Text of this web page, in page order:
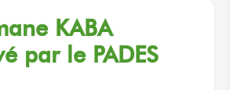
KABA
par le PADES